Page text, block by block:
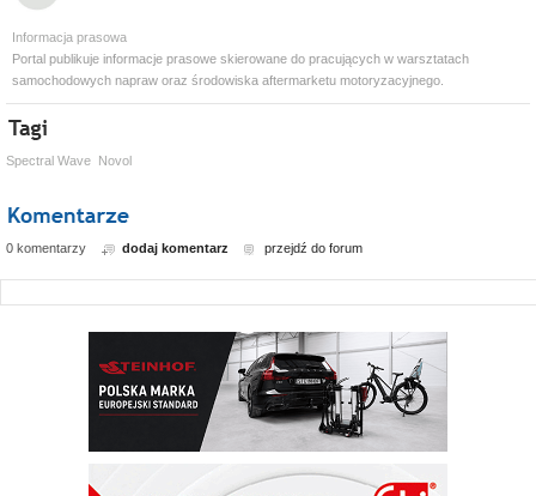
Informacja prasowa
Portal publikuje informacje prasowe skierowane do pracujących w warsztatach
samochodowych napraw oraz środowiska aftermarketu motoryzacyjnego.
Spectral Wave Novol
0 komentarzy dodaj komentarz przejdź do forum